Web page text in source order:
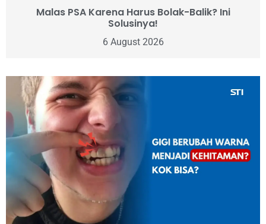
Malas PSA Karena Harus Bolak-Balik? Ini
Solusinya!
6 August 2026